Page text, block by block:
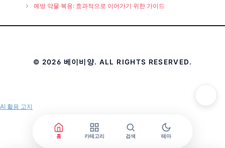
예방 약물 복용: 효과적으로 이어가기 위한 가이드
© 2026 베이비양. ALL RIGHTS RESERVED.
AI 활용 고지
홈 카테고리 검색 테마